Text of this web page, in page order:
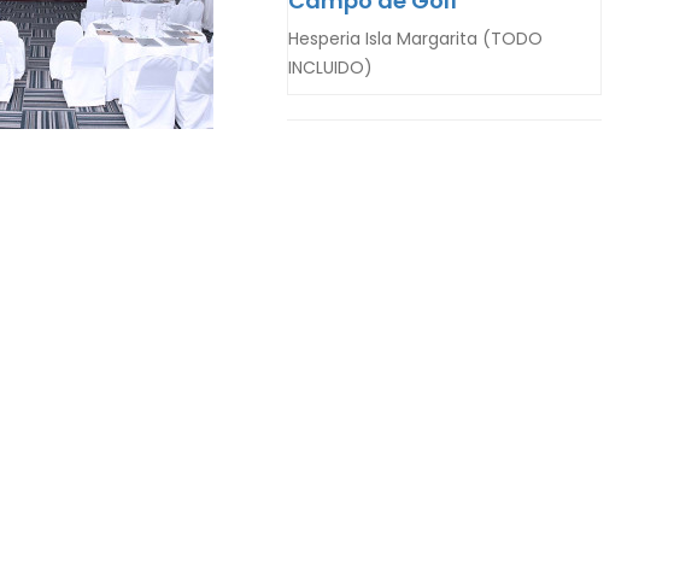
Hesperia Isla Margarita (TODO
INCLUIDO)